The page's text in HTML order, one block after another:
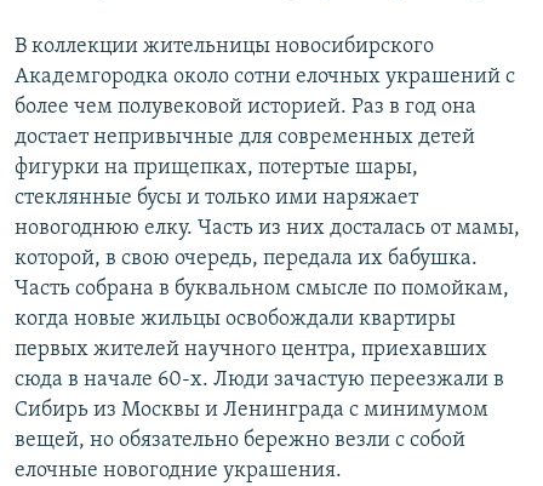
В коллекции жительницы новосибирского
Академгородка около сотни елочных украшений с
более чем полувековой историей. Раз в год она
достает непривычные для современных детей
фигурки на прищепках, потертые шары,
стеклянные бусы и только ими наряжает
новогоднюю елку. Часть из них досталась от мамы,
которой, в свою очередь, передала их бабушка.
Часть собрана в буквальном смысле по помойкам,
когда новые жильцы освобождали квартиры
первых жителей научного центра, приехавших
сюда в начале 60-х. Люди зачастую переезжали в
Сибирь из Москвы и Ленинграда с минимумом
вещей, но обязательно бережно везли с собой
елочные новогодние украшения.